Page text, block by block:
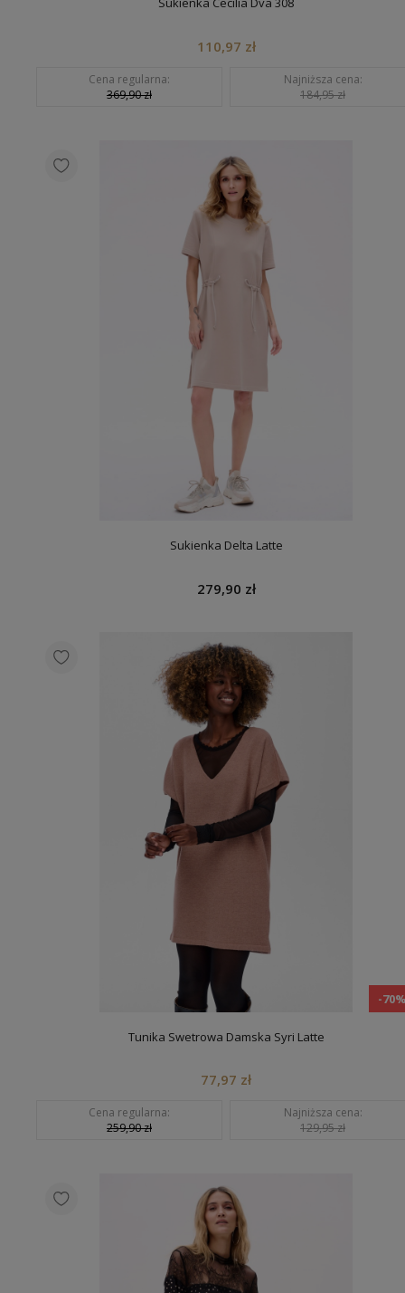
110,97 zł
Cena regularna:
369,90 zł
Najniższa cena:
184,95 zł
Sukienka Delta Latte
279,90 zł
-
Tunika Swetrowa Damska Syri Latte
77,97 zł
Cena regularna:
259,90 zł
Najniższa cena:
129,95 zł